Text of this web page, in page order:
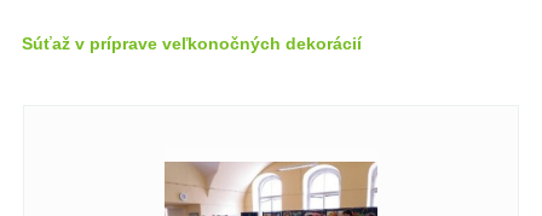
Súťaž v príprave veľkonočných dekorácií